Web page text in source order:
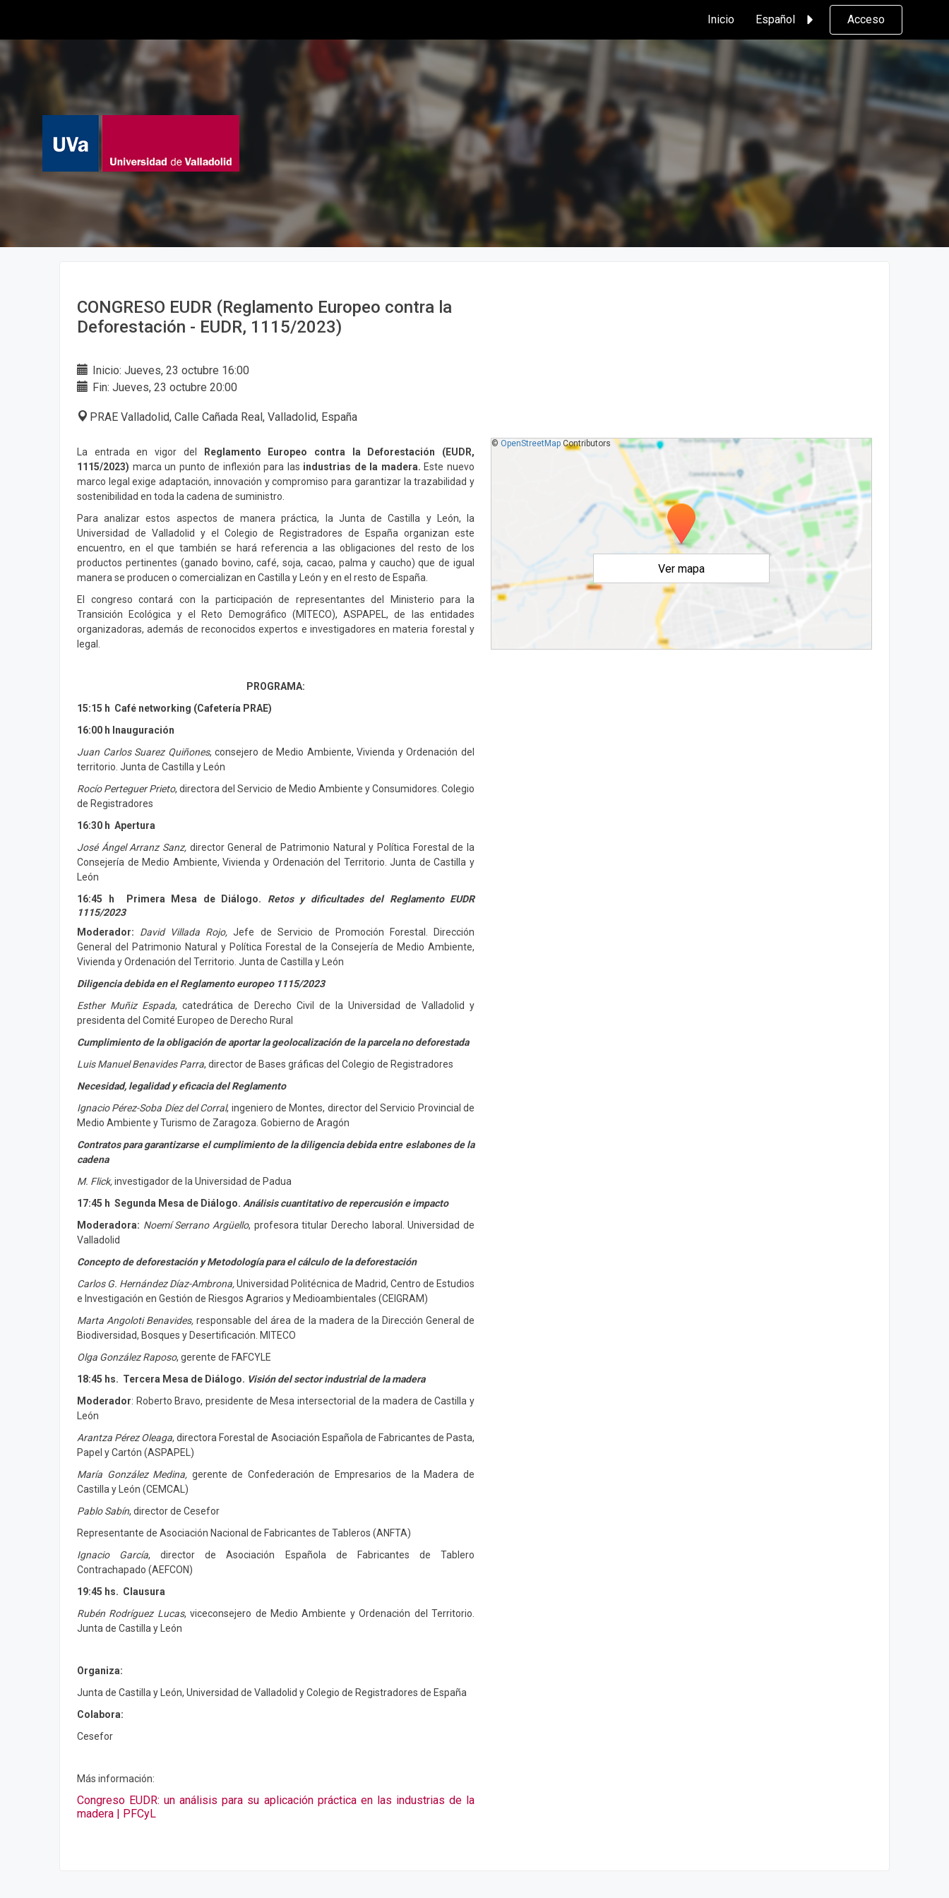
Inicio Español Acceso
CONGRESO EUDR (Reglamento Europeo contra la
Deforestación - EUDR, 1115/2023)
Inicio: Jueves, 23 octubre 16:00
Fin: Jueves, 23 octubre 20:00
PRAE Valladolid, Calle Cañada Real, Valladolid, España
La entrada en vigor del
Reglamento Europeo contra la Deforestación (EUDR,
1115/2023) marca un punto de inflexión para las industrias de la madera. Este nuevo
marco legal exige adaptación, innovación y compromiso para garantizar la trazabilidad y
sostenibilidad en toda la cadena de suministro.
Para analizar estos aspectos de manera práctica, la Junta de Castilla y León, la
Universidad de Valladolid y el Colegio de Registradores de España organizan este
encuentro, en el que también se hará referencia a las obligaciones del resto de los
productos pertinentes (ganado bovino, café, soja, cacao, palma y caucho) que de igual
manera se producen o comercializan en Castilla y León y en el resto de España.
El congreso contará con la participación de representantes del Ministerio para la
Transición Ecológica y el Reto Demográfico (MITECO), ASPAPEL, de las entidades
organizadoras, además de reconocidos expertos e investigadores en materia forestal y
legal.
PROGRAMA:
15:15 h Café networking (Cafetería PRAE)
16:00 h Inauguración
Juan Carlos Suarez Quiñones, consejero de Medio Ambiente, Vivienda y Ordenación del
territorio. Junta de Castilla y León
Rocío Perteguer Prieto, directora del Servicio de Medio Ambiente y Consumidores. Colegio
de Registradores
16:30 h Apertura
José Ángel Arranz Sanz, director General de Patrimonio Natural y Política Forestal de la
Consejería de Medio Ambiente, Vivienda y Ordenación del Territorio. Junta de Castilla y
León
16:45 h Primera Mesa de Diálogo. Retos y dificultades del Reglamento EUDR
1115/2023
Moderador: David Villada Rojo,Jefe de Servicio de Promoción Forestal. Dirección
General del Patrimonio Natural y Política Forestal de la Consejería de Medio Ambiente,
Vivienda y Ordenación del Territorio. Junta de Castilla y León
Diligencia debida en el Reglamento europeo 1115/2023
Esther Muñiz Espada, catedrática de Derecho Civil de la Universidad de Valladolid y
presidenta del Comité Europeo de Derecho Rural
Cumplimiento de la obligación de aportar la geolocalización de la parcela no deforestada
Luis Manuel Benavides Parra, director de Bases gráficas del Colegio de Registradores
Necesidad, legalidad y eficacia del Reglamento
Ignacio Pérez-Soba Díez del Corral, ingeniero de Montes, director del Servicio Provincial de
Medio Ambiente y Turismo de Zaragoza. Gobierno de Aragón
Contratos para garantizarse el cumplimiento de la diligencia debida entre eslabones de la
cadena
M. Flick,investigador de la Universidad de Padua
17:45 h Segunda Mesa de Diálogo. Análisis cuantitativo de repercusión e impacto
Moderadora: Noemí Serrano Argüello, profesora titular Derecho laboral. Universidad de
Valladolid
Concepto de deforestación y Metodología para el cálculo de la deforestación
Carlos G. Hernández Díaz-Ambrona,Universidad Politécnica de Madrid, Centro de Estudios
e Investigación en Gestión de Riesgos Agrarios y Medioambientales (CEIGRAM)
Marta Angoloti Benavides,responsable del área de la madera de la Dirección General de
Biodiversidad, Bosques y Desertificación. MITECO
Olga González Raposo, gerente de FAFCYLE
18:45 hs. Tercera Mesa de Diálogo. Visión del sector industrial de la madera
Moderador: Roberto Bravo, presidente de Mesa intersectorial de la madera de Castilla y
León
Arantza Pérez Oleaga, directora Forestal de Asociación Española de Fabricantes de Pasta,
Papel y Cartón (ASPAPEL)
María González Medina, gerente de Confederación de Empresarios de la Madera de
Castilla y León (CEMCAL)
Pablo Sabín, director de Cesefor
Representante de Asociación Nacional de Fabricantes de Tableros (ANFTA)
Ignacio García, director de Asociación Española de Fabricantes de Tablero
Contrachapado (AEFCON)
19:45 hs. Clausura
Rubén Rodríguez Lucas, viceconsejero de Medio Ambiente y Ordenación del Territorio.
Junta de Castilla y León
Organiza:
Junta de Castilla y León, Universidad de Valladolid y Colegio de Registradores de España
Colabora:
Cesefor
Más información:
Congreso EUDR: un análisis para su aplicación práctica en las industrias de la
madera | PFCyL
Ver mapa
© OpenStreetMapContributors